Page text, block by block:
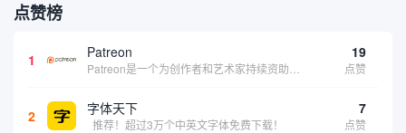
点赞榜
1 Patreon 19
点赞
2 字体天下
推荐！超过3万个中英文字体免费下载！
7
点赞